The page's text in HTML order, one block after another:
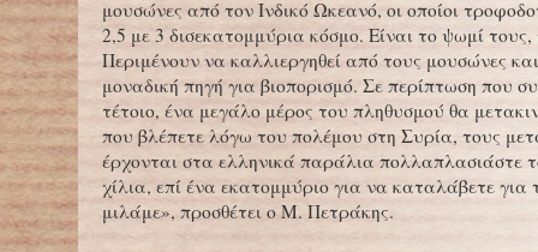
μουσώνες από τον Ινδικό Ωκεανό, οι οποίοι
2,5 με 3 δισεκατομμύρια κόσμο. Είναι το ψωμί
Περιμένουν να καλλιεργηθεί από τους μουσώνες
μοναδική πηγή για βιοπορισμό. Σε περίπτωση που
τέτοιο, ένα μεγάλο μέρος του πληθυσμού θα
που βλέπετε λόγω του πολέμου στη Συρία, τους
έρχονται στα ελληνικά παράλια πολλαπλασιάστε
χίλια, επί ένα εκατομμύριο για να καταλάβετε για
μιλάμε», προσθέτει ο Μ. Πετράκης.